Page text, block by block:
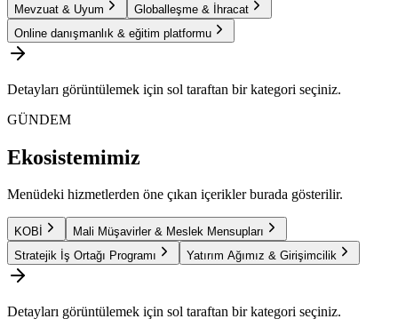
Mevzuat & Uyum
Globalleşme & İhracat
Online danışmanlık & eğitim platformu
Detayları görüntülemek için sol taraftan bir kategori seçiniz.
GÜNDEM
Ekosistemimiz
Menüdeki hizmetlerden öne çıkan içerikler burada gösterilir.
KOBİ
Mali Müşavirler & Meslek Mensupları
Stratejik İş Ortağı Programı
Yatırım Ağımız & Girişimcilik
Detayları görüntülemek için sol taraftan bir kategori seçiniz.